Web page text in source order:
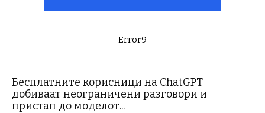
Error9
Бесплатните корисници на ChatGPT
добиваат неограничени разговори и
пристап до моделот...